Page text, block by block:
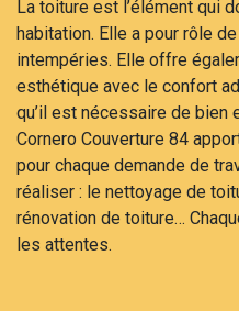
La toiture est l’élément qui
habitation. Elle a pour rôle
intempéries. Elle offre
esthétique avec le confort
qu’il est nécessaire de bien
Cornero Couverture 84
pour chaque demande de
réaliser : le nettoyage de
rénovation de toiture…
les attentes.